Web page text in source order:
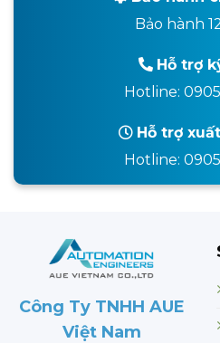
Bảo hành
Hỗ trợ
Hotline:
Hỗ trợ
Hotline:
Công Ty TNHH AUE
Việt Nam